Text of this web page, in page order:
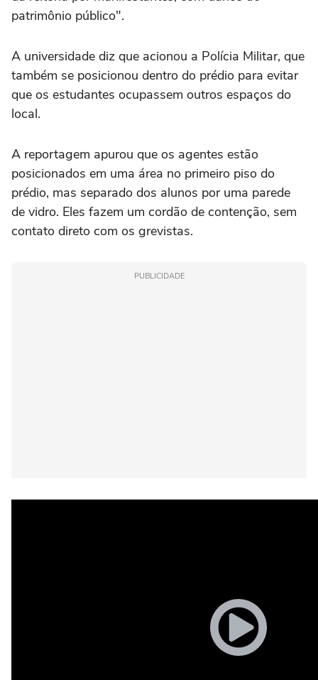
patrimônio público".
A universidade diz que acionou a Polícia Militar, que
também se posicionou dentro do prédio para evitar
que os estudantes ocupassem outros espaços do
local.
A reportagem apurou que os agentes estão
posicionados em uma área no primeiro piso do
prédio, mas separado dos alunos por uma parede
de vidro. Eles fazem um cordão de contenção, sem
contato direto com os grevistas.
PUBLICIDADE